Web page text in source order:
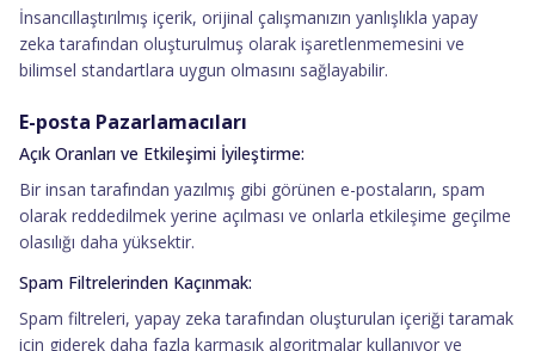
İnsancıllaştırılmış içerik, orijinal çalışmanızın yanlışlıkla yapay
zeka tarafından oluşturulmuş olarak işaretlenmemesini ve
bilimsel standartlara uygun olmasını sağlayabilir.
E-posta Pazarlamacıları
Açık Oranları ve Etkileşimi İyileştirme:
Bir insan tarafından yazılmış gibi görünen e-postaların, spam
olarak reddedilmek yerine açılması ve onlarla etkileşime geçilme
olasılığı daha yüksektir.
Spam Filtrelerinden Kaçınmak:
Spam filtreleri, yapay zeka tarafından oluşturulan içeriği taramak
için giderek daha fazla karmaşık algoritmalar kullanıyor ve